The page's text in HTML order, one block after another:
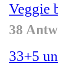
Veggie
38
33+5